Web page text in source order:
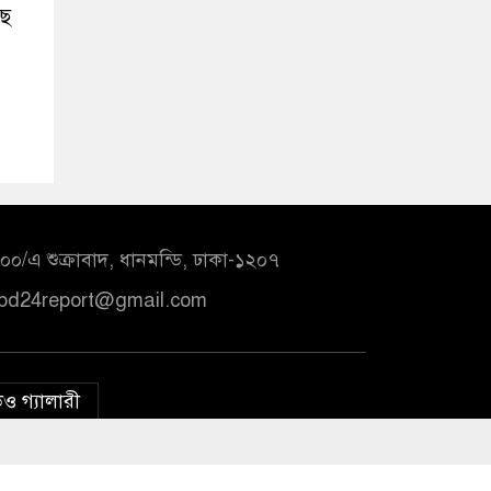
এ শুক্রাবাদ, ধানমন্ডি, ঢাকা-১২০৭
গ্যালারী